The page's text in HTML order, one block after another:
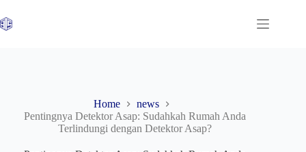
to
content
Home
news
Pentingnya Detektor Asap: Sudahkah Rumah Anda
Terlindungi dengan Detektor Asap?